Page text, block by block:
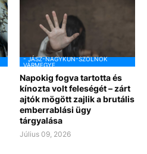
- JÁSZ-NAGYKUN-SZOLNOK
VÁRMEGYE
Napokig fogva tartotta és
kínozta volt feleségét – zárt
ajtók mögött zajlik a brutális
emberrablási ügy
tárgyalása
Július 09, 2026